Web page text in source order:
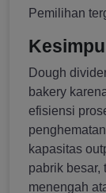
Pemilihan
Dough
bakery
efisiensi
kapasitas
pabrik besar,
menengah